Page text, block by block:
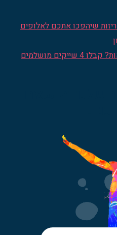
מחפשים מתכון לשייק בריאות? קבלו 4 שייקים מושלמים